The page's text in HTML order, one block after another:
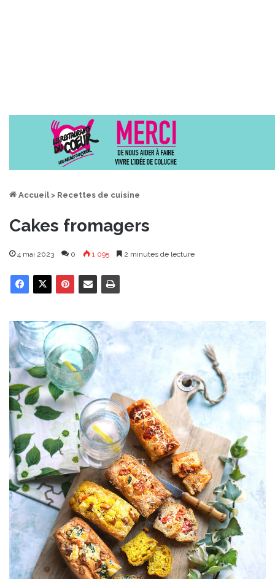
Accueil > Recettes de cuisine
Cakes fromagers
4 mai 2023 0 1 095 2 minutes de lecture